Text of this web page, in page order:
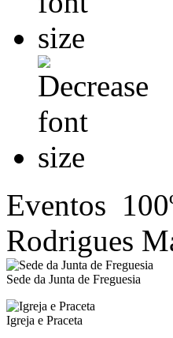
Eventos
Rodrigues
Sede da Junta de Freguesia
Igreja e Praceta